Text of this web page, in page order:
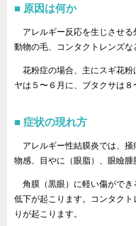
原因は何か
アレルギー反応を生じさせる
動物の毛、コンタクトレンズな
花粉症の場合、主にスギ花粉
ヤは５〜６月に、ブタクサは８
症状の現れ方
アレルギー性結膜炎では、掻
物感、目やに（眼脂）、眼瞼腫
角膜（黒眼）に軽い傷ができ
低下が起こります。コンタク
りが起こります。